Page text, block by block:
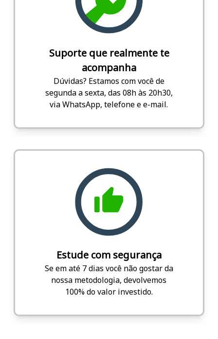
Suporte que realmente te
acompanha
Dúvidas? Estamos com você de
segunda a sexta, das 08h às 20h30,
via WhatsApp, telefone e e-mail.
Estude com segurança
Se em até 7 dias você não gostar da
nossa metodologia, devolvemos
100% do valor investido.